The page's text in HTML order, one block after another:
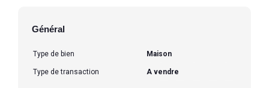
Général
Type de bien Maison
Type de transaction A vendre